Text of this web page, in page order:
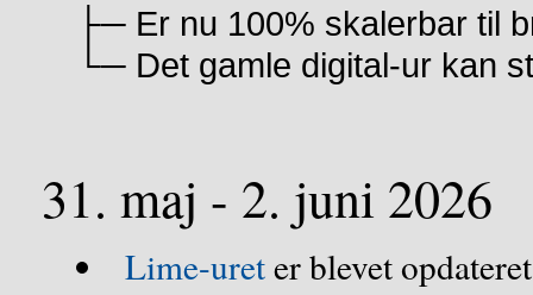
├─ Er nu 100% skalerbar til
└─ Det gamle digital-ur kan
31. maj - 2. juni 2026
Lime-ureter blevet